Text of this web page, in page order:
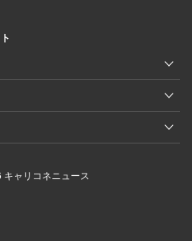
ャリコネニュース